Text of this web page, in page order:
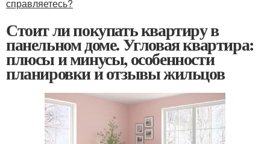
справляетесь?
Стоит ли покупать квартиру в
панельном доме. Угловая квартира:
плюсы и минусы, особенности
планировки и отзывы жильцов